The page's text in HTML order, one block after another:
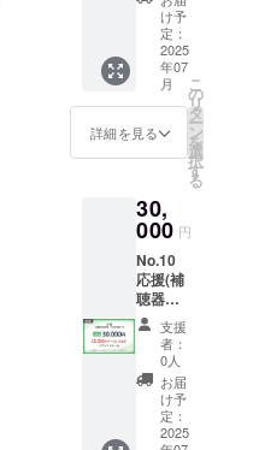
は、別
途現地
での精
算が必
要にな
りま
ンや割
引と
クーポ
ンの併
用はで
ん。 ・
カラー
ち込み
デザイ
ン、
チェー
ンやカ
フなど
の変更
の場合
は、別
途現地
での精
算が必
要にな
なりま
す。お
間違え
のない
ように
くださ
い。 ・
約数に
より、
製作に
お時間
がかか
る場合
があり
ます。
・店舗
で開催
してい
るキャ
ンペー
ついて
は、サ
ンクス
メール
にて詳
細をお
送りし
・「沖
縄She's
舗での
み利用
できる
製作券
になり
ます。
お間違
えのな
いよう
にご注
に関わ
らず内
容は同
じとな
りま
す）
【備
用方法
につい
ては、
サンク
スメー
ルにて
詳細を
お送り
しま
す。
【注意
事項】
・申込
クス
メール
（価格
に関わ
らず内
容は同
じとな
りま
す）
3,5,19~
22とリ
ターン
内容は
同じに
なりま
す。
け予
定：
2025
年07
月
詳細を見る
こ
の
リ
タ
ー
ン
を
選
択
す
る
30,
000 円
No.10
応援(補
聴器利
用者、
その家
族向け)
【リ
ターン
詳細】
・加盟
支援
者：
0人
お届
け予
定：
2025